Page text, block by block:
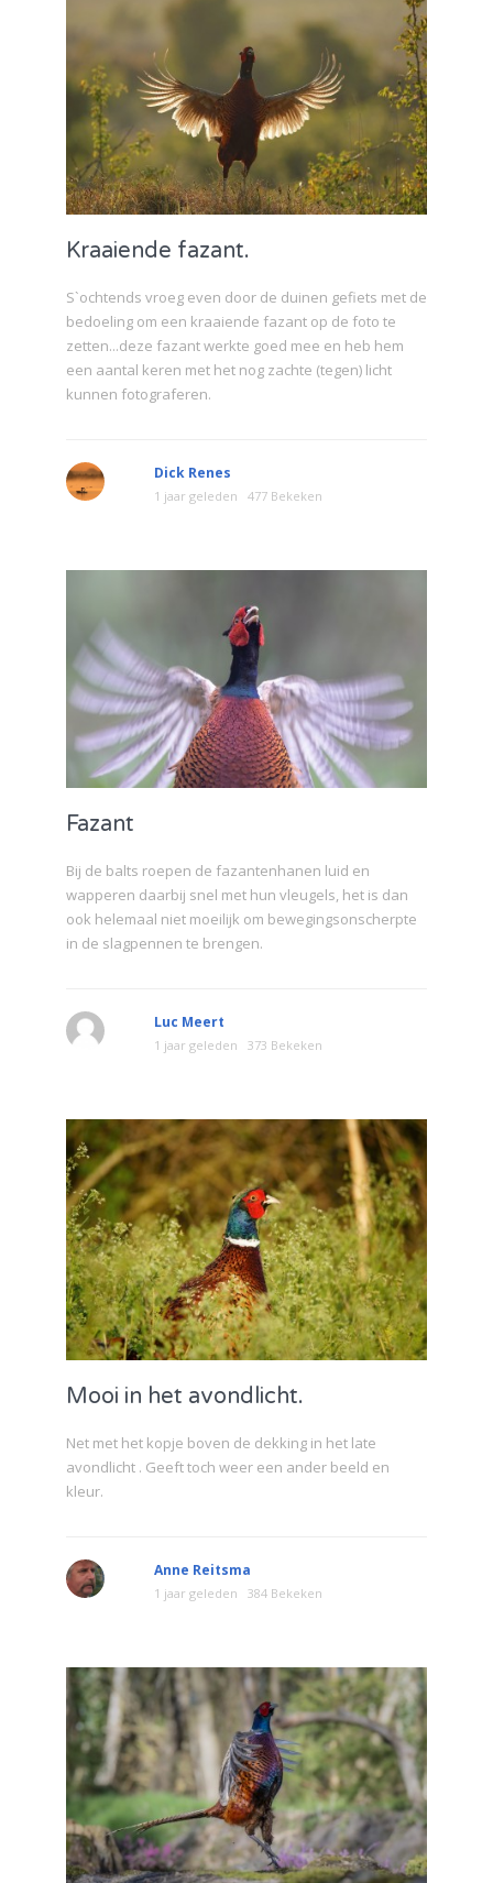
Kraaiende fazant.
S`ochtends vroeg even door de duinen gefiets met de
bedoeling om een kraaiende fazant op de foto te
zetten...deze fazant werkte goed mee en heb hem
een aantal keren met het nog zachte (tegen) licht
kunnen fotograferen.
Dick Renes
1 jaar geleden 477 Bekeken
Fazant
Bij de balts roepen de fazantenhanen luid en
wapperen daarbij snel met hun vleugels, het is dan
ook helemaal niet moeilijk om bewegingsonscherpte
in de slagpennen te brengen.
Luc Meert
1 jaar geleden 373 Bekeken
Mooi in het avondlicht.
Net met het kopje boven de dekking in het late
avondlicht . Geeft toch weer een ander beeld en
kleur.
Anne Reitsma
1 jaar geleden 384 Bekeken